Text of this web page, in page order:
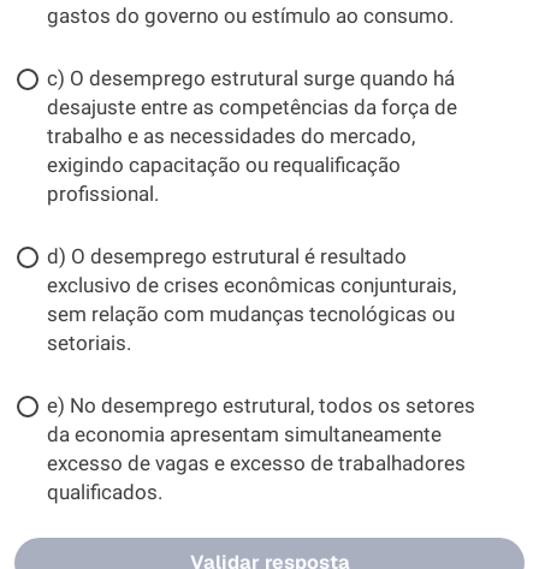
gastos do governo ou estímulo ao consumo.
c) O desemprego estrutural surge quando há
desajuste entre as competências da força de
trabalho e as necessidades do mercado,
exigindo capacitação ou requalificação
profissional.
d) O desemprego estrutural é resultado
exclusivo de crises econômicas conjunturais,
sem relação com mudanças tecnológicas ou
setoriais.
e) No desemprego estrutural, todos os setores
da economia apresentam simultaneamente
excesso de vagas e excesso de trabalhadores
qualificados.
Validar resposta